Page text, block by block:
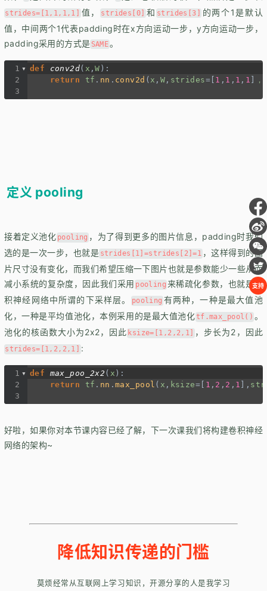
支持
strides=[1,1,1,1] 值， strides[0] 和 strides[3]
的两个1是默认
值，中间两个1代表padding时在x方向运动一步，y方向运动一步，
padding采用的方式是 SAME。
1 def conv2d( x ,W ):
2
return tf . nn . conv2d ( x , W , strides=[ 1 , 1 , 1 , 1
3
定义 pooling
接着定义池化 pooling ，为了得到更多的图片信息，padding时我们
选的是一次一步，也就是 strides[1]=strides[2]=1 ，这样得到的图
片尺寸没有变化，而我们希望压缩一下图片也就是参数能少一些从而
减小系统的复杂度，因此我们采用 pooling 来稀疏化参数，也就是卷
积神经网络中所谓的下采样层。
pooling 有两种，一种是最大值池
化，一种是平均值池化，本例采用的是最大值池化tf.max_pool() 。
池化的核函数大小为2x2，因此 ksize=[1,2,2,1] ，步长为2，因此
strides=[1,2,2,1] :
1 def max_poo_2x2 ( x ):
2
return tf . nn .max_pool ( x , ksize= 1 , 2 , 2 , 1 ],
3
好啦，如果你对本节课内容已经了解，下一次课我们将构建卷积神经
网络的架构~
降低知识传递的门槛
莫烦经常从互联网上学习知识，开源分享的人是我学习